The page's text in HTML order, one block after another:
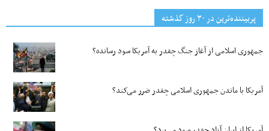
پربیننده‌ترین‌ در ۳۰ روز گذشته
جمهوری اسلامی از آغاز جنگ چقدر به آمریکا سود رسانده؟
آمریکا با ماندن جمهوری اسلامی چقدر ضرر می‌کند؟